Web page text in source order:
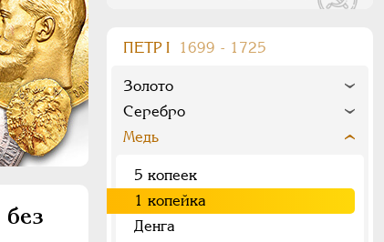
ПEТР I 1699 - 1725
Золото
Серебро
Медь
5 копеек
1 копейка
Денга